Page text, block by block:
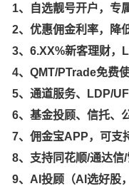
1、自选靓号开户，专
2、优惠佣金利率，降
3、6.XX%新客理财，
4、QMT/PTrade免费使
5、通道服务、LDP/
6、基金投顾、信托、
7、佣金宝APP，可支
8、支持同花顺/通达信
9、AI投顾（AI选好股